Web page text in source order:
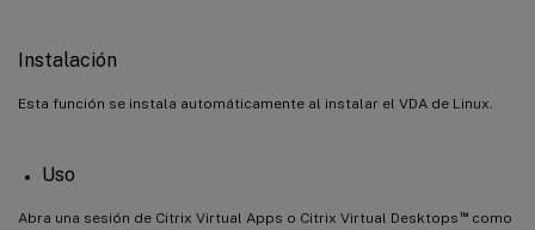
Instalación
Esta función se instala automáticamente al instalar el VDA de Linux.
Uso
Abra una sesión de Citrix Virtual Apps o Citrix Virtual Desktops ™como